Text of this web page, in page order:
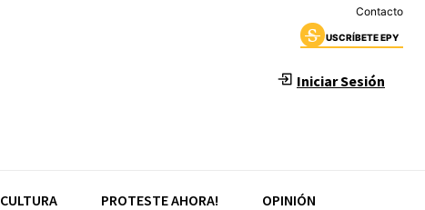
Contacto
USCRÍBETE EPY
Iniciar Sesión
CULTURA PROTESTE AHORA! OPINIÓN